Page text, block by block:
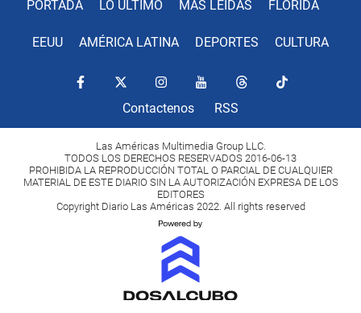
PORTADA LO ÚLTIMO MÁS LEÍDAS FLORIDA
EEUU AMÉRICA LATINA DEPORTES CULTURA
Contactenos RSS
Las Américas Multimedia Group LLC.
TODOS LOS DERECHOS RESERVADOS 2016-06-13
PROHIBIDA LA REPRODUCCIÓN TOTAL O PARCIAL DE CUALQUIER
MATERIAL DE ESTE DIARIO SIN LA AUTORIZACIÓN EXPRESA DE LOS
EDITORES
Copyright Diario Las Américas 2022. All rights reserved